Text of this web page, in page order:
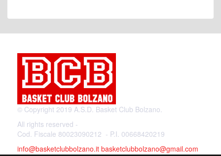
© Copyright 2019 A.S.D. Basket Club Bolzano.
All rights reserved -
Cod. Fiscale 80023090212 - P.I. 00668420219
info@basketclubbolzano.it basketclubbolzano@gmail.com